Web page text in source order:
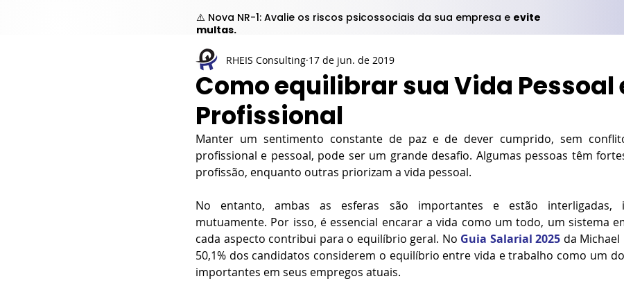
⚠️ Nova NR-1: Avalie os riscos psicossociais da sua empresa e evite
multas.
Como equilibrar sua Vida Pessoal
Profissional
RHEIS Consulting 17 de jun. de 2019
Manter um sentimento constante de paz e de dever cumprido, sem
profissional e pessoal, pode ser um grande desafio. Algumas pessoas têm
profissão, enquanto outras priorizam a vida pessoal.
No entanto, ambas as esferas são importantes e estão interligadas,
mutuamente. Por isso, é essencial encarar a vida como um todo, um sistema
cada aspecto contribui para o equilíbrio geral. No Guia Salarial 2025 da
50,1% dos candidatos considerem o equilíbrio entre vida e trabalho como um
importantes em seus empregos atuais.